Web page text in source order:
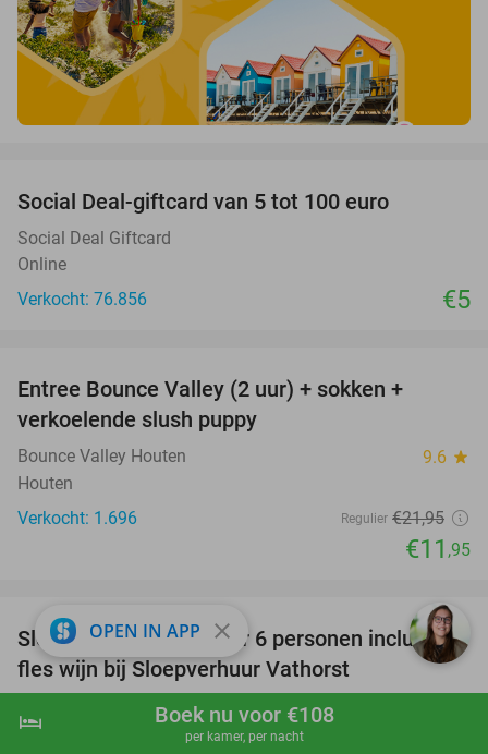
shopping_cart Boek nu
hotel Boek nu voor €108
per kamer, per nacht
Social Deal-giftcard van 5 tot 100 euro
Social Deal Giftcard
Online
Verkocht: 76.856
€5
Entree Bounce Valley (2 uur) + sokken +
verkoelende slush puppy
Bounce Valley Houten 9.6 star
Houten
Verkocht: 1.696
Regulier €21,95
€11 ,95
41%
Sloep varen (2 uur) voor 6 personen inclusief
fles wijn bij Sloepverhuur Vathorst
Sloepverhuur Vathorst
Amersfoort
OPEN IN APP close